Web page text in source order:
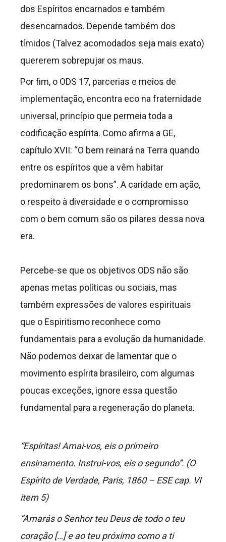
dos Espíritos encarnados e também
desencarnados. Depende também dos
tímidos (Talvez acomodados seja mais exato)
quererem sobrepujar os maus.
Por fim, o ODS 17, parcerias e meios de
implementação, encontra eco na fraternidade
universal, princípio que permeia toda a
codificação espírita. Como afirma a GE,
capítulo XVII: “O bem reinará na Terra quando
entre os espíritos que a vêm habitar
predominarem os bons”. A caridade em ação,
o respeito à diversidade e o compromisso
com o bem comum são os pilares dessa nova
era.
Percebe-se que os objetivos ODS não são
apenas metas políticas ou sociais, mas
também expressões de valores espirituais
que o Espiritismo reconhece como
fundamentais para a evolução da humanidade.
Não podemos deixar de lamentar que o
movimento espírita brasileiro, com algumas
poucas exceções, ignore essa questão
fundamental para a regeneração do planeta.
“Espíritas! Amai-vos, eis o primeiro
ensinamento. Instrui-vos, eis o segundo”. (O
Espírito de Verdade, Paris, 1860 – ESE cap. VI
item 5)
“Amarás o Senhor teu Deus de todo o teu
coração […] e ao teu próximo como a ti